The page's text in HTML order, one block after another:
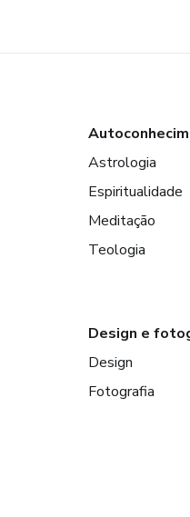
Astrologia
Espiritualidade
Meditação
Teologia
Design e
Design
Fotografia